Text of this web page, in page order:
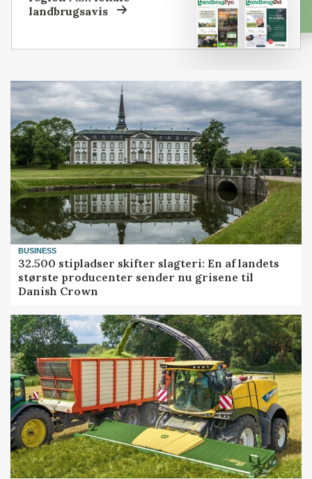
landbrugsavis
BUSINESS
32.500 stipladser skifter slagteri: En af landets
største producenter sender nu grisene til
Danish Crown